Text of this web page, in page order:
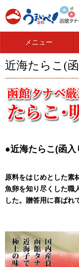
メニュー
近海たらこ(
●近海たらこ(函入
原料をはじめとした素
魚卵を知り尽くした職
した。贈答用に喜ばれ